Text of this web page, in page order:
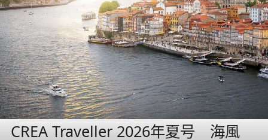
CREA Traveller 2026年夏号 海風